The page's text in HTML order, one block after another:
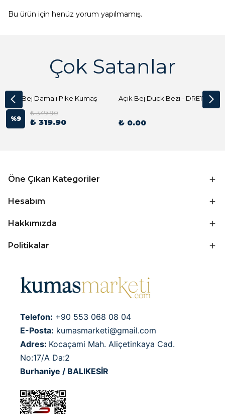
Bu ürün için henüz yorum yapılmamış.
Çok Satanlar
Açık Bej Damalı Pike Kumaş
%9
₺ 349.90
₺ 319.90
Açık Bej Duck Bezi - DRE1144 Kumaş Peçete
₺ 0.00
Öne Çıkan Kategoriler
Hesabım
Hakkımızda
Politikalar
Telefon: +90 553 068 08 04
E-Posta: kumasmarketi@gmail.com
Adres: Kocaçami Mah. Aliçetinkaya Cad.
No:17/A Da:2
Burhaniye / BALIKESİR